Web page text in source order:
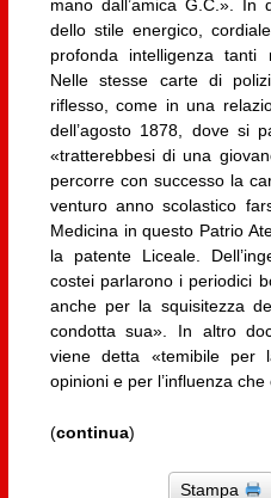
mano dall’amica G.C.». In
dello stile energico,
profonda intelligenza tanti
Nelle stesse carte di
riflesso, come in una
dell’agosto 1878, dove si
«tratterebbesi di una
percorre con successo la
venturo anno scolastico
Medicina in questo Patrio
la patente Liceale.
costei parlarono i periodici
anche per la squisitezza
condotta sua». In altro
viene detta «temibile
opinioni e per l’influenza che
(continua)
Stampa